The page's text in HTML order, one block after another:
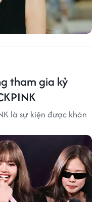
tham gia kỷ
là sự kiện được khán